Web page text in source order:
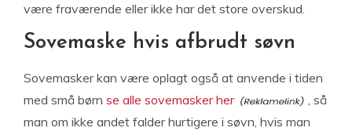
være fraværende eller ikke har det store overskud.
Sovemaske hvis afbrudt søvn
Sovemasker kan være oplagt også at anvende i tiden
med små børn se alle sovemasker her
, så
man om ikke andet falder hurtigere i søvn, hvis man